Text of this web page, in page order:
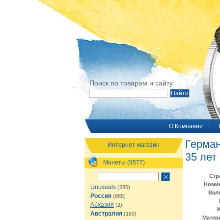
Поиск по товарам и сайту:
O Компании
Интернет-магазин
Монеты (9577)
Unusuals (286)
Россия (865)
Абхазия (2)
Австралия (183)
35